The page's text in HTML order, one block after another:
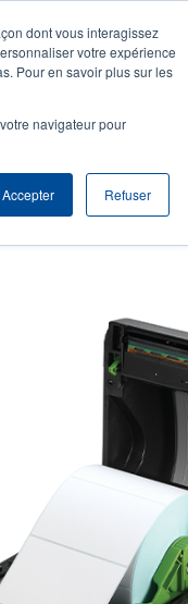
dont vous interagissez
votre expérience
Pour en savoir plus sur les
navigateur pour
Accepter Refuser
User
S'identifier S'enregistrer